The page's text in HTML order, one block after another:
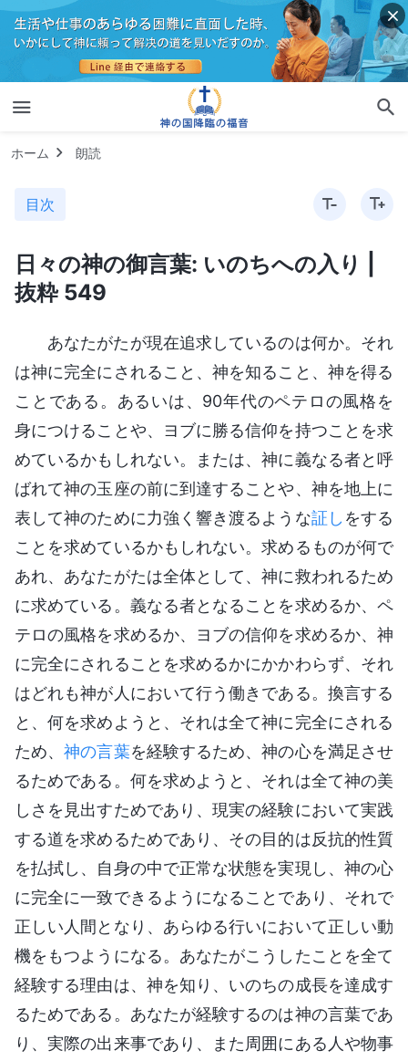
ホーム 朗読
目次
日々の神の御言葉: いのちへの入り |
抜粋 549
あなたがたが現在追求しているのは何か。それ
は神に完全にされること、神を知ること、神を得る
ことである。あるいは、90年代のペテロの風格を
身につけることや、ヨブに勝る信仰を持つことを求
めているかもしれない。または、神に義なる者と呼
ばれて神の玉座の前に到達することや、神を地上に
表して神のために力強く響き渡るような証し をする
ことを求めているかもしれない。求めるものが何で
あれ、あなたがたは全体として、神に救われるため
に求めている。義なる者となることを求めるか、ペ
テロの風格を求めるか、ヨブの信仰を求めるか、神
に完全にされることを求めるかにかかわらず、それ
はどれも神が人において行う働きである。換言する
と、何を求めようと、それは全て神に完全にされる
ため、神の言葉を経験するため、神の心を満足させ
るためである。何を求めようと、それは全て神の美
しさを見出すためであり、現実の経験において実践
する道を求めるためであり、その目的は反抗的性質
を払拭し、自身の中で正常な状態を実現し、神の心
に完全に一致できるようになることであり、それで
正しい人間となり、あらゆる行いにおいて正しい動
機をもつようになる。あなたがこうしたことを全て
経験する理由は、神を知り、いのちの成長を達成す
るためである。あなたが経験するのは神の言葉であ
り、実際の出来事であり、また周囲にある人や物事